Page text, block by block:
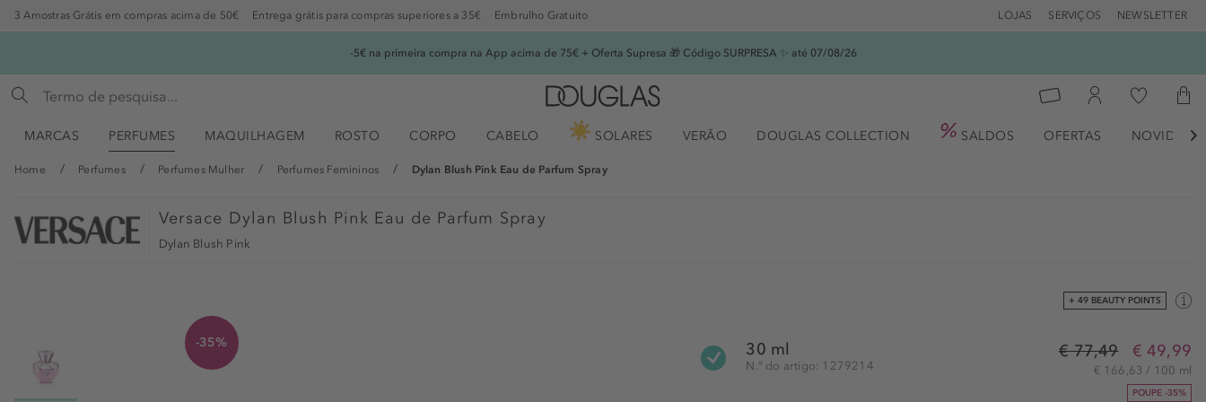
3 Amostras Grátis em compras acima de 50€ Entrega grátis para compras superiores a 35€ Embrulho Gratuito LOJAS SERVIÇOS NEWSLETTER
-5€ na primeira compra na App acima de 75€ + Oferta Supresa 🎁 Código SURPRESA ✨ até 07/08/26
MARCAS PERFUMES MAQUILHAGEM ROSTO CORPO CABELO SOLARES VERÃO DOUGLAS COLLECTION SALDOS OFERTAS 
Home Perfumes Perfumes Mulher Perfumes Femininos Dylan Blush Pink Eau de Parfum Spray
Versace Dylan Blush Pink Eau de Parfum Spray
Dylan Blush Pink
+ 49 BEAUTY POINTS
-35% 30 ml
N.° do artigo: 1279214
€ 77,49 € 49,99
€ 166,63 / 100 ml
POUPE -35%